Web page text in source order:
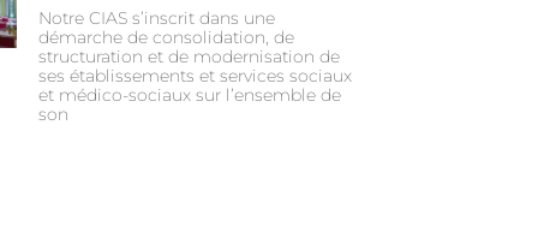
Notre CIAS s’inscrit dans une
démarche de consolidation, de
structuration et de modernisation de
ses établissements et services sociaux
et médico-sociaux sur l’ensemble de
son